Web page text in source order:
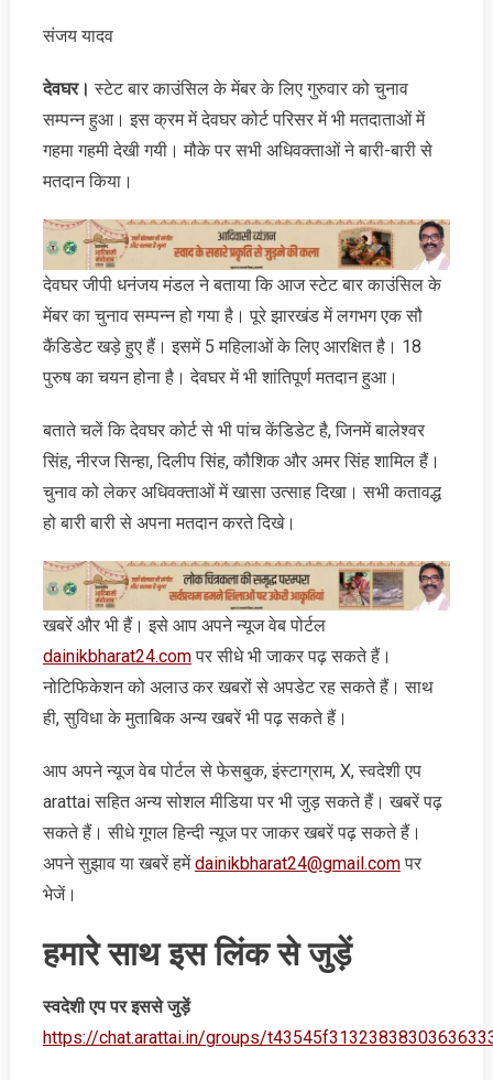
संजय यादव
देवघर। स्टेट बार काउंसिल के मेंबर के लिए गुरुवार को चुनाव
सम्पन्न हुआ। इस क्रम में देवघर कोर्ट परिसर में भी मतदाताओं में
गहमा गहमी देखी गयी। मौके पर सभी अधिवक्ताओं ने बारी-बारी से
मतदान किया।
देवघर जीपी धनंजय मंडल ने बताया कि आज स्टेट बार काउंसिल के
मेंबर का चुनाव सम्पन्न हो गया है। पूरे झारखंड में लगभग एक सौ
कैंडिडेट खड़े हुए हैं। इसमें 5 महिलाओं के लिए आरक्षित है। 18
पुरुष का चयन होना है। देवघर में भी शांतिपूर्ण मतदान हुआ।
बताते चलें कि देवघर कोर्ट से भी पांच केंडिडेट है, जिनमें बालेश्वर
सिंह, नीरज सिन्हा, दिलीप सिंह, कौशिक और अमर सिंह शामिल हैं।
चुनाव को लेकर अधिवक्ताओं में खासा उत्साह दिखा। सभी कतावद्ध
हो बारी बारी से अपना मतदान करते दिखे।
खबरें और भी हैं। इसे आप अपने न्‍यूज वेब पोर्टल
dainikbharat24.comपर सीधे भी जाकर पढ़ सकते हैं।
नोटिफिकेशन को अलाउ कर खबरों से अपडेट रह सकते हैं। साथ
ही, सुविधा के मुताबिक अन्‍य खबरें भी पढ़ सकते हैं।
आप अपने न्‍यूज वेब पोर्टल से फेसबुक, इंस्‍टाग्राम, X, स्‍वदेशी एप
arattai सहित अन्‍य सोशल मीडिया पर भी जुड़ सकते हैं। खबरें पढ़
सकते हैं। सीधे गूगल हिन्‍दी न्‍यूज पर जाकर खबरें पढ़ सकते हैं।
अपने सुझाव या खबरें हमेंdainikbharat24@gmail.comपर
भेजें।
हमारे साथ इस लिंक से जुड़ें
स्‍वदेशी एप पर इससे जुड़ें
https://chat.arattai.in/groups/